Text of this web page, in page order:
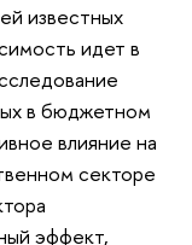
известных
идет в
в бюджетном
влияние на
секторе
эффект,